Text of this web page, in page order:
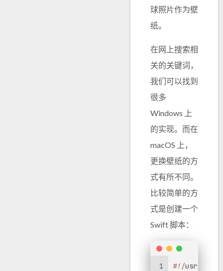
球照片作为壁
纸。
在网上搜索相
关的关键词，
我们可以找到
很多
Windows 上
的实现。而在
macOS 上，
更换壁纸的方
式有所不同。
比较简单的方
式是创建一个
Swift 脚本：
1
#!/usr